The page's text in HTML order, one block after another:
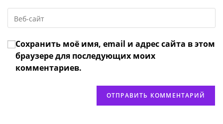
чтобы
прокомментировать
адрес,
чтобы
URL
веб-
сайта
(необязательно)
Сохранить моё имя, email и адрес сайта в этом
браузере для последующих моих
комментариев.